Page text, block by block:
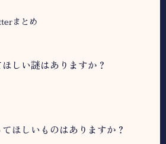
まとめ
しい謎はありますか？
ほしいものはありますか？